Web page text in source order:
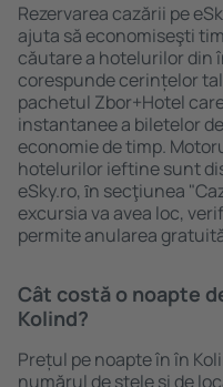
Rezervarea cazării pe
ajuta să economiseşti
căutare a hotelurilor din
corespunde cerințelor
pachetul Zbor+Hotel
instantanee a biletelor
economie de timp.
hotelurilor ieftine sunt
eSky.ro, ȋn secţiunea
excursia va avea loc,
permite anularea
Cât costă o noapte
Kolind?
Prețul pe noapte în în
numărul de stele și de